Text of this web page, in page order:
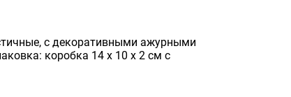
с декоративными ажурными
коробка 14 х 10 х 2 см с